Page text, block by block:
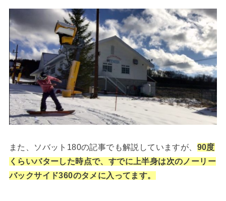
また、ソバット180の記事でも解説していますが、 90度
くらいバターした時点で、すでに上半身は次のノーリー
バックサイド360のタメに入ってます。